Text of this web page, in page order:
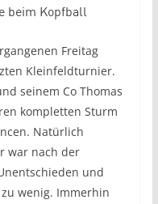
beim Kopfball
Freitag
Kleinfeldturnier.
seinem Co Thomas
kompletten Sturm
Natürlich
war nach der
und
wenig. Immerhin